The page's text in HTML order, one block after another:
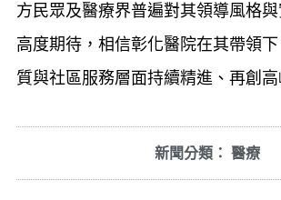
方民眾及醫療界普遍對其領導風格
高度期待，相信彰化醫院在其帶領
質與社區服務層面持續精進、再創高
新聞分類： 醫療